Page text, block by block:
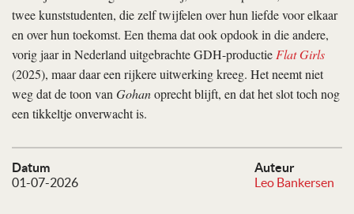
Datum
01-07-2026
Auteur
Leo Bankersen
twee kunststudenten, die zelf twijfelen over hun liefde voor elkaar
en over hun toekomst. Een thema dat ook opdook in die andere,
vorig jaar in Nederland uitgebrachte GDH-productieFlat Girls
(2025), maar daar een rijkere uitwerking kreeg. Het neemt niet
weg dat de toon vanGohanoprecht blijft, en dat het slot toch nog
een tikkeltje onverwacht is.